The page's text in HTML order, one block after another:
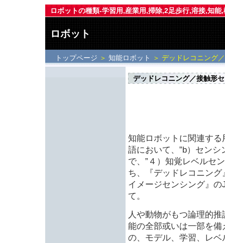
ロボットの種類-学習用,産業用,掃除,2足歩行,溶接,知能
ロボット
トップページ ＞ 知能ロボット ＞ デッドレコニング
デッドレコニング／接触形
知能ロボットに関連す
語において、”b）セン
で、”４）知覚レベルセ
ち、『デッドレコニン
イメージセンシング』
て。
人や動物がもつ論理的
能の全部或いは一部を
の、モデル、学習、レ